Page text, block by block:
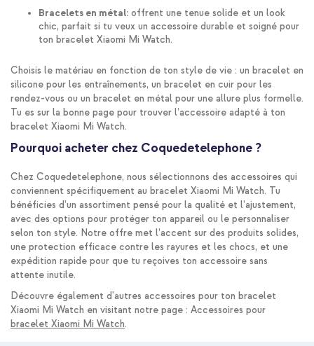
Bracelets en métal: offrent une tenue solide et un look
chic, parfait si tu veux un accessoire durable et soigné pour
ton bracelet Xiaomi Mi Watch.
Choisis le matériau en fonction de ton style de vie : un bracelet en
silicone pour les entraînements, un bracelet en cuir pour les
rendez-vous ou un bracelet en métal pour une allure plus formelle.
Tu es sur la bonne page pour trouver l’accessoire adapté à ton
bracelet Xiaomi Mi Watch.
Pourquoi acheter chez Coquedetelephone ?
Chez Coquedetelephone, nous sélectionnons des accessoires qui
conviennent spécifiquement au bracelet Xiaomi Mi Watch. Tu
bénéficies d’un assortiment pensé pour la qualité et l’ajustement,
avec des options pour protéger ton appareil ou le personnaliser
selon ton style. Notre offre met l’accent sur des produits solides,
une protection efficace contre les rayures et les chocs, et une
expédition rapide pour que tu reçoives ton accessoire sans
attente inutile.
Découvre également d'autres accessoires pour ton bracelet
Xiaomi Mi Watch en visitant notre page : Accessoires pour
bracelet Xiaomi Mi Watch.